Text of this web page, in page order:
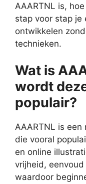
AAARTNL is,
stap voor stap je
ontwikkelen
technieken.
Wat is
wordt
populair?
AAARTNL is
die vooral
en online
vrijheid,
waardoor